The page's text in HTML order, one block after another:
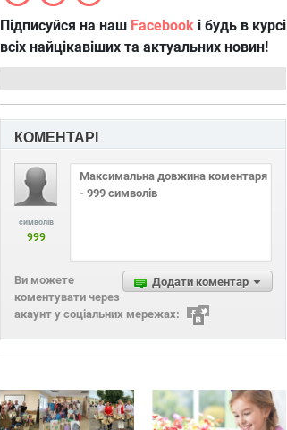
Підписуйся на наш Facebook і будь в курсі
всіх найцікавіших та актуальних новин!
КОМЕНТАРІ
символів
999
Додати коментар
Ви можете
коментувати через
акаунт у соціальних мережах: